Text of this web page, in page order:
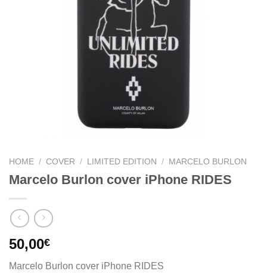
HOME / COVER / LIMITED EDITION / MARCELO BURLON
Marcelo Burlon cover iPhone RIDES
50,00€
Marcelo Burlon cover iPhone RIDES